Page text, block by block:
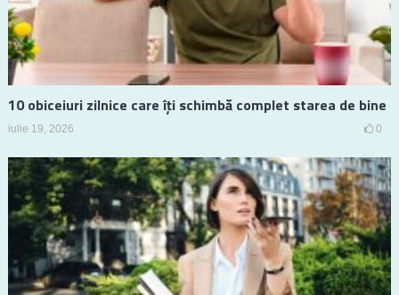
10 obiceiuri zilnice care îți schimbă complet starea de bine
iulie 19, 2026 0